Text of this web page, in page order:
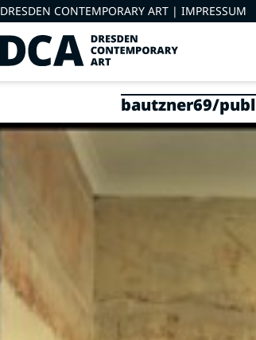
DRESDEN CONTEMPORARY ART | IMPRESSUM
bautzner69/